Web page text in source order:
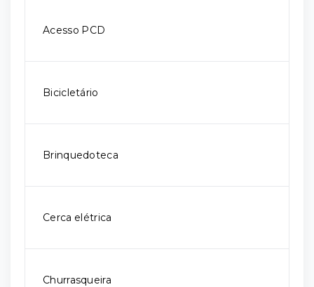
Acesso PCD
Bicicletário
Brinquedoteca
Cerca elétrica
Churrasqueira